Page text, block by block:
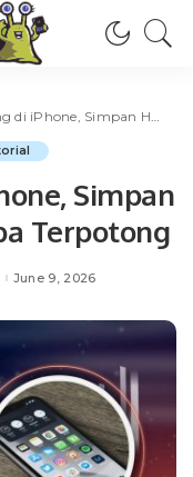
Halaman Penuh Tanpa Terpotong
Simpan
Terpotong
June 9, 2026